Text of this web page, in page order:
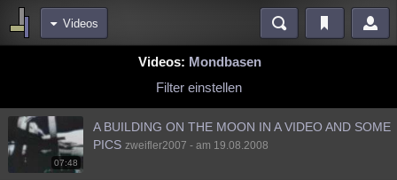
Videos
Blogs
Chat 2 Wiki
meine Rubriken
Menschen
Videos: Mondbasen
Filter einstellen
07:48
A BUILDING ON THE MOON IN A VIDEO AND SOME
PICS zweifler2007 - am 19.08.2008